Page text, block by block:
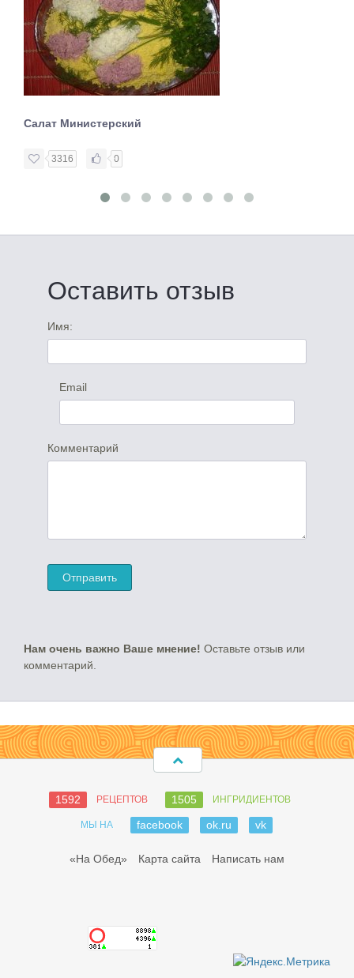
Салат Министерский
3316 0
Оставить отзыв
Имя:
Email
Комментарий
Нам очень важно Ваше мнение! Оставьте отзыв или
комментарий.
1592 РЕЦЕПТОВ 1505 ИНГРИДИЕНТОВ
МЫ НА facebook ok.ru vk
«На Обед» Карта сайта Написать нам